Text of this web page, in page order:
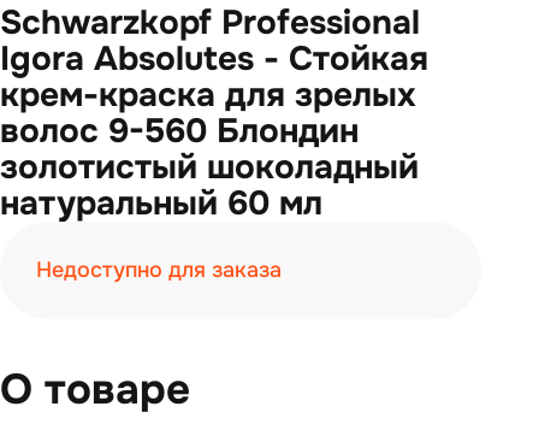
Schwarzkopf Professional
Igora Absolutes - Стойкая
крем-краска для зрелых
волос 9-560 Блондин
золотистый шоколадный
натуральный 60 мл
Недоступно для заказа
О товаре